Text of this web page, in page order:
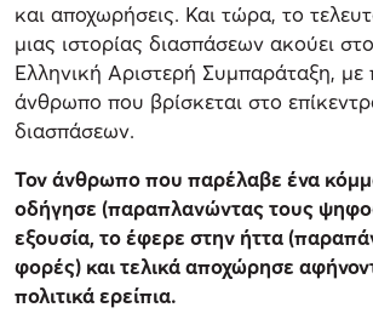
και αποχωρήσεις. Και τώρα, το
μιας ιστορίας διασπάσεων ακούει
Ελληνική Αριστερή Συμπαράταξη,
άνθρωπο που βρίσκεται στο
διασπάσεων.
Τον άνθρωπο που παρέλαβε ένα
οδήγησε (παραπλανώντας τους
εξουσία, το έφερε στην ήττα
φορές) και τελικά αποχώρησε
πολιτικά ερείπια.